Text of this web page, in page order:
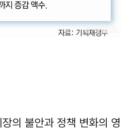
의 불안과 정책 변화의 영